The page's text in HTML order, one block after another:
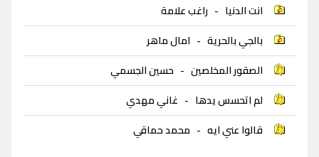
انت الدنيا - راغب علامة
بالجي بالحرية - امال ماهر
الصقور المخلصين - حسين الجسمي
لم اتحسس يدها - غاني مهدي
قالوا عني ايه - محمد حماقي